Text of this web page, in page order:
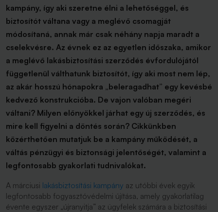
kampány, így aki szeretne élni a lehetőséggel, és
biztosítót váltana vagy a meglévő csomagját
módosítaná, annak már csak néhány napja maradt a
cselekvésre. Az évnek ez az egyetlen időszaka, amikor
a meglévő lakásbiztosítási szerződés évfordulójától
függetlenül válthatunk biztosítót, így aki most nem lép,
az akár hosszú hónapokra „beleragadhat” egy kevésbé
kedvező konstrukcióba. De vajon valóban megéri
váltani? Milyen előnyökkel járhat egy új szerződés, és
mire kell figyelni a döntés során? Cikkünkben
közérthetően mutatjuk be a kampány működését, a
váltás pénzügyi és biztonsági jelentőségét, valamint a
legfontosabb gyakorlati tudnivalókat.
A márciusi lakásbiztosítási kampány az utóbbi évek egyik
legfontosabb fogyasztóvédelmi újítása, amely gyakorlatilag
évente egyszer „újranyitja” az ügyfelek számára a biztosítási